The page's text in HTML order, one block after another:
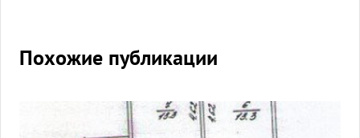
Похожие публикации